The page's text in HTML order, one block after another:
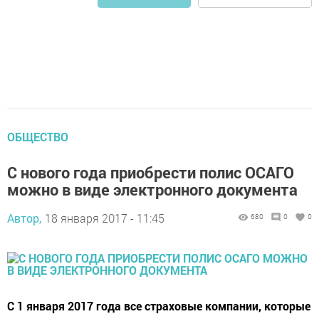
ОБЩЕСТВО
С нового года приобрести полис ОСАГО
можно в виде электронного документа
Автор, 18 января 2017 - 11:45 680 0 0
С 1 января 2017 года все страховые компании, которые